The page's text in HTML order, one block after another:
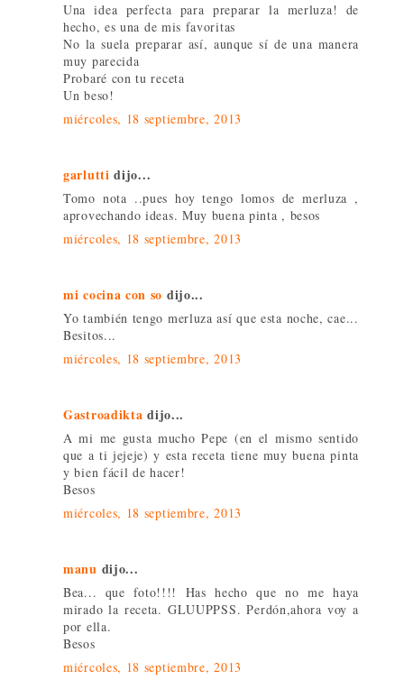
Una idea perfecta para preparar la merluza! de
hecho, es una de mis favoritas
No la suela preparar así, aunque sí de una manera
muy parecida
Probaré con tu receta
Un beso!
miércoles, 18 septiembre, 2013
garlutti dijo...
Tomo nota ..pues hoy tengo lomos de merluza ,
aprovechando ideas. Muy buena pinta , besos
miércoles, 18 septiembre, 2013
mi cocina con so dijo...
Yo también tengo merluza así que esta noche, cae...
Besitos...
miércoles, 18 septiembre, 2013
Gastroadikta dijo...
A mi me gusta mucho Pepe (en el mismo sentido
que a ti jejeje) y esta receta tiene muy buena pinta
y bien fácil de hacer!
Besos
miércoles, 18 septiembre, 2013
manu dijo...
Bea... que foto!!!! Has hecho que no me haya
mirado la receta. GLUUPPSS. Perdón,ahora voy a
por ella.
Besos
miércoles, 18 septiembre, 2013